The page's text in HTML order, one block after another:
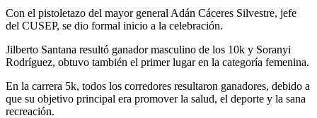
Con el pistoletazo del mayor general Adán Cáceres Silvestre, jefe
del CUSEP, se dio formal inicio a la celebración.
Jilberto Santana resultó ganador masculino de los 10k y Soranyi
Rodríguez, obtuvo también el primer lugar en la categoría femenina.
En la carrera 5k, todos los corredores resultaron ganadores, debido a
que su objetivo principal era promover la salud, el deporte y la sana
recreación.